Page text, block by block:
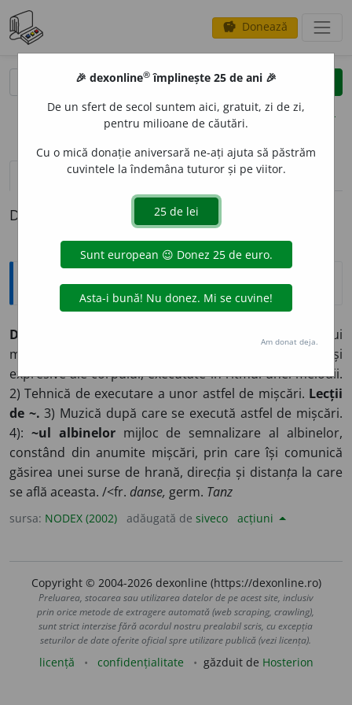
savings Donează
clear
opțiuni
definiții (1) pronunțievolume_up (50)
Definiția cu ID-ul 330657:
Explicative DEX
DANS ~uri
1) Mijloc artistic de exprimare a unui
mesaj printr-o succesiune de mișcări ritmice, plastice și
expresive ale corpului, executate în ritmul unei melodii.
2) Tehnică de executare a unor astfel de mișcări. Lecții
de ~. 3) Muzică după care se execută astfel de mișcări.
4): ~ul albinelormijloc de semnalizare al albinelor,
constând din anumite mișcări, prin care își comunică
găsirea unei surse de hrană, direcția și distanța la care
se află aceasta. /<fr. danse, germ. Tanz
sursa: NODEX (2002) adăugată de siveco acțiuni
Copyright © 2004-2026 dexonline (https://dexonline.ro)
Preluarea, stocarea sau utilizarea datelor de pe acest site, inclusiv
prin orice metode de extragere automată (web scraping, crawling),
sunt strict interzise fără acordul nostru prealabil scris, cu excepția
seturilor de date oferite oficial spre utilizare publică (vezi licența).
licență confidențialitate găzduit de Hosterion
🎉 dexonline® împlinește 25 de ani 🎉
De un sfert de secol suntem aici, gratuit, zi de zi,
pentru milioane de căutări.
Cu o mică donație aniversară ne-ați ajuta să păstrăm
cuvintele la îndemâna tuturor și pe viitor.
Am donat deja.